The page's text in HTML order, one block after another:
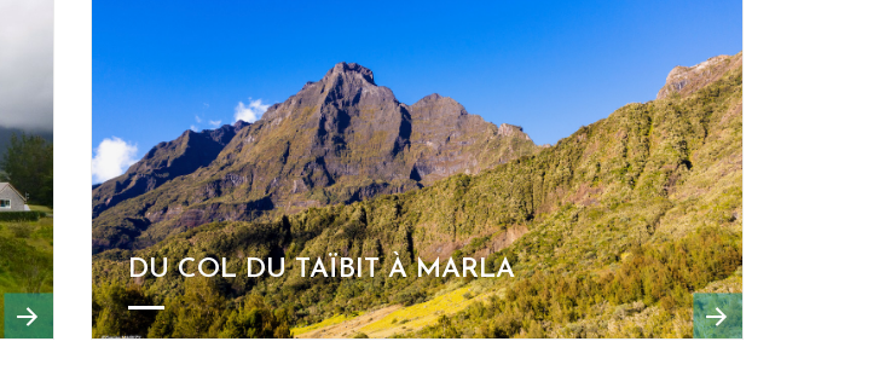
DU COL DU TAÏBIT À MARLA